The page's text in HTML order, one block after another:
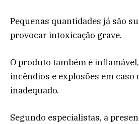
Pequenas quantidades já são
provocar intoxicação grave.
O produto também é
incêndios e explosões em caso
inadequado.
Segundo especialistas, a